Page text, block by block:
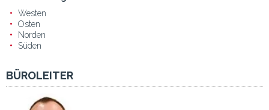
Westen
Osten
Norden
Süden
BÜROLEITER